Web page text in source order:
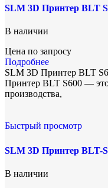
SLM 3D Принтер BLT
В наличии
Цена по запросу
Подробнее
SLM 3D Принтер BLT
Принтер BLT S600 — это
производства,
Быстрый просмотр
SLM 3D Принтер BLT-
В наличии